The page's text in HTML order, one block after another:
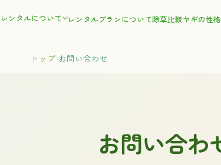
ンタルについて レンタルプランについて除草比較ヤギの性格
トップ›お問い合わせ
お問い合わ